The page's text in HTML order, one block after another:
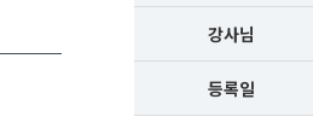
강사님
등록일